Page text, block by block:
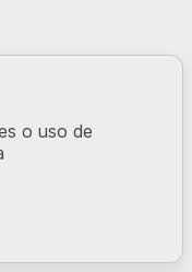
o uso de